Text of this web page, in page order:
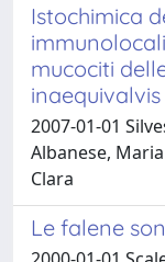
Istochimica
mucociti
2007-01-01
Albanese,
Clara
Le falene